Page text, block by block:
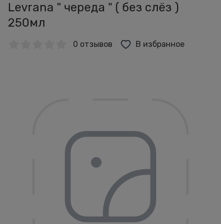
Levrana " череда " ( без слёз )
250мл
0 отзывов В избранное